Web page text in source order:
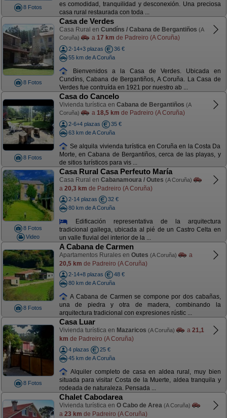
8 Fotos
es comodidad, tranquilidad y desconexión. Una preciosa
casa rural restaurada con toda ...
8 Fotos
Casa de Verdes
Casa Rural en Cundíns / Cabana de Bergantiños (A
Coruña)
a 17 km de Padreiro (A Coruña)
2-14+3 plazas
36 €
55 km de A Coruña
Bienvenidos a la Casa de Verdes. Ubicada en
Cundíns, Cabana de Bergantiños, A Coruña. La Casa de
Verdes fue contruída en 1921 por nuestro ab ...
8 Fotos
Casa do Cancelo
Vivienda turística en Cabana de Bergantiños (A
Coruña)
a 18,5 km de Padreiro (A Coruña)
2-6+4 plazas
35 €
63 km de A Coruña
Se alquila vivienda turística en Coruña en la Costa Da
Morte, en Cabana de Bergantiños, cerca de las playas, y
de sitios turísticos para vis ...
8 Fotos
Video
Casa Rural Casa Perfeuto María
Casa Rural en Cabanamoura / Outes (A Coruña)
a 20,3 km de Padreiro (A Coruña)
2-14 plazas
32 €
80 km de A Coruña
Edificación representativa de la arquitectura
tradicional gallega, ubicada al pié de un Castro Celta en
un valle fluvial del interior de la ...
8 Fotos
A Cabana de Carmen
Apartamentos Rurales en Outes (A Coruña)
a
20,5 km de Padreiro (A Coruña)
2-14+8 plazas
48 €
80 km de A Coruña
A Cabana de Carmen se compone por dos cabañas,
una de piedra y otra de madera, combinando la
arquitectura tradicional con expresiones rústic ...
8 Fotos
Casa Luar
Vivienda turística en Mazaricos (A Coruña) a 21,1
km de Padreiro (A Coruña)
4 plazas
25 €
45 km de A Coruña
Alquiler completo de casa en aldea rural, muy bien
situada para visitar Costa de la Muerte, aldea tranquila y
rodeada de naturaleza. Pensada ...
Chalet Cabodarea
Vivienda turística en O Cabo de Area (A Coruña)
a 23 km de Padreiro (A Coruña)